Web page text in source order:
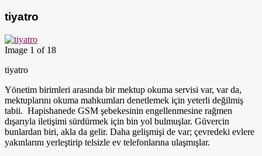
tiyatro
Image 1 of 18
tiyatro
Yönetim birimleri arasında bir mektup okuma servisi var, var da,
mektuplarını okuma mahkumları denetlemek için yeterli değilmiş
tabii. Hapishanede GSM şebekesinin engellenmesine rağmen
dışarıyla iletişimi sürdürmek için bin yol bulmuşlar. Güvercin
bunlardan biri, akla da gelir. Daha gelişmişi de var; çevredeki evlere
yakınlarını yerleştirip telsizle ev telefonlarına ulaşmışlar.